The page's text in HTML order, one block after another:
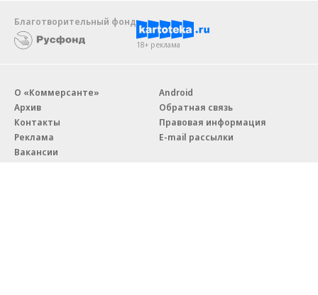
Благотворительный фонд
18+ реклама
О «Коммерсанте»
Архив
Контакты
Реклама
Вакансии
Android
Обратная связь
Правовая информация
E-mail рассылки